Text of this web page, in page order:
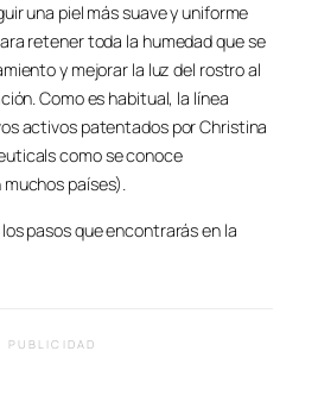
una piel más suave y uniforme
retener toda la humedad que se
y mejorar la luz del rostro al
Como es habitual, la línea
activos patentados por Christina
como se conoce
países).
pasos que encontrarás en la
PUBLICIDAD